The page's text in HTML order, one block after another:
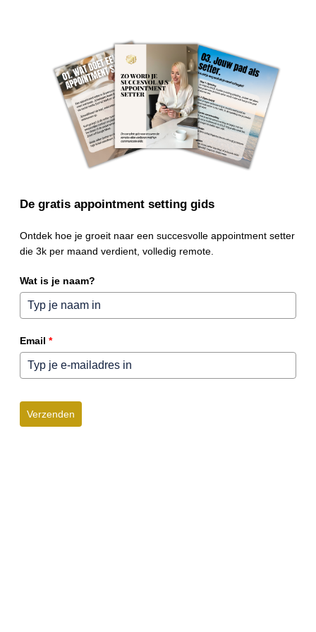
De gratis appointment setting gids
Ontdek hoe je groeit naar een succesvolle appointment setter
die 3k per maand verdient, volledig remote.
Wat is je naam?
Email *
Verzenden